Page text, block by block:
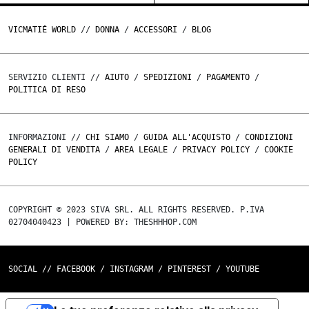
VICMATIÉ WORLD // DONNA / ACCESSORI / BLOG
SERVIZIO CLIENTI // AIUTO / SPEDIZIONI / PAGAMENTO /
POLITICA DI RESO
INFORMAZIONI // CHI SIAMO / GUIDA ALL'ACQUISTO / CONDIZIONI
GENERALI DI VENDITA / AREA LEGALE / PRIVACY POLICY / COOKIE
POLICY
COPYRIGHT © 2023 SIVA SRL. ALL RIGHTS RESERVED. P.IVA
02704040423 | POWERED BY: THESHHHOP.COM
SOCIAL // FACEBOOK / INSTAGRAM / PINTEREST / YOUTUBE